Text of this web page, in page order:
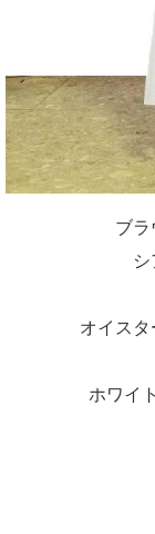
ブラ
オイス
ホワイ